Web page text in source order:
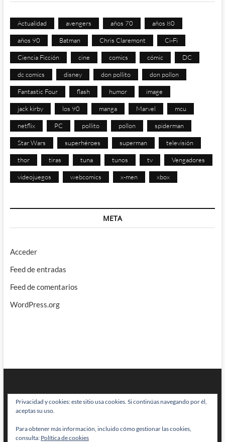
Actualidad avengers años 70 años 80
años 90 Batman Chris Claremont Ci-Fi
Ciencia Ficción cine comics cómic DC
dc comics disney don pollito don pollon
Fantastic Four flash humor image
jack kirby los 90 manga Marvel mcu
netflix PC pollito pollon spiderman
Star Wars superhéroes superman televisión
thor tiras tuna tunos tv Vengadores
videojuegos webcomics x-men xbox
META
Acceder
Feed de entradas
Feed de comentarios
WordPress.org
BRAINSTOMPING| Diseñado por:Theme Freesia|WordPress| © Todos
Privacidad y cookies: este sitio usa cookies. Si continúas navegando por él,
aceptas su uso.
Para obtener más información, incluido cómo gestionar las cookies,
consulta: Política de cookies